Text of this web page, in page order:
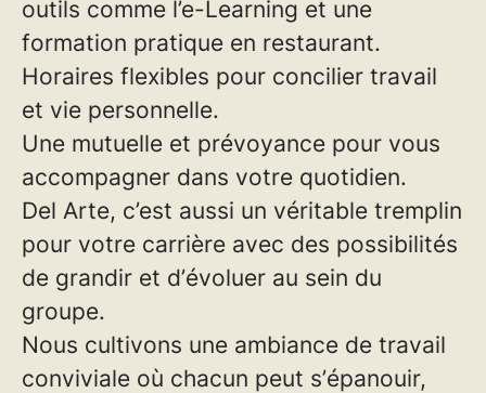
outils comme l’e-Learning et une
formation pratique en restaurant.
Horaires flexibles pour concilier travail
et vie personnelle.
Une mutuelle et prévoyance pour vous
accompagner dans votre quotidien.
Del Arte, c’est aussi un véritable tremplin
pour votre carrière avec des possibilités
de grandir et d’évoluer au sein du
groupe.
Nous cultivons une ambiance de travail
conviviale où chacun peut s’épanouir,